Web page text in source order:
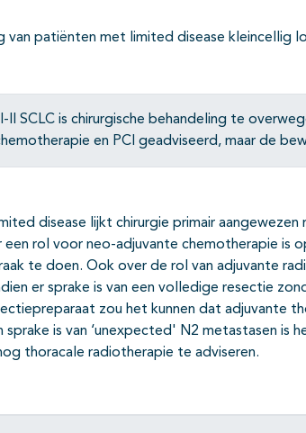
van patiënten met limited disease kleincellig
SCLC is chirurgische behandeling te
en PCI geadviseerd, maar de
disease lijkt chirurgie primair aangewezen
rol voor neo-adjuvante chemotherapie is
te doen. Ook over de rol van adjuvante
er sprake is van een volledige resectie
zou het kunnen dat adjuvante
is van ‘unexpected' N2 metastasen is
thoracale radiotherapie te adviseren.